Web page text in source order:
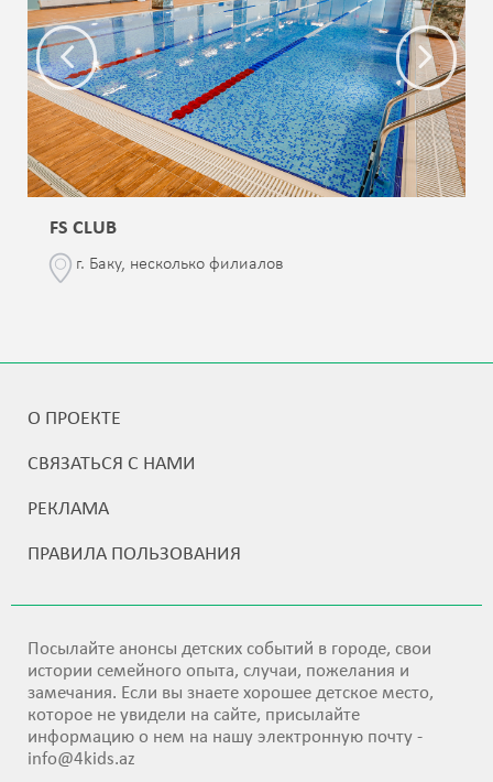
FS CLUB
г. Баку, несколько филиалов
О ПРОЕКТЕ
СВЯЗАТЬСЯ С НАМИ
РЕКЛАМА
ПРАВИЛА ПОЛЬЗОВАНИЯ
Посылайте анонсы детских событий в городе, свои
истории семейного опыта, случаи, пожелания и
замечания. Если вы знаете хорошее детское место,
которое не увидели на сайте, присылайте
информацию о нем на нашу электронную почту -
info@4kids.az